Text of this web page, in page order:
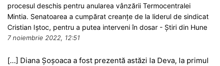
procesul deschis pentru anularea vânzării Termocentralei
Mintia. Senatoarea a cumpărat creanțe de la liderul de sindicat
Cristian Iștoc, pentru a putea interveni în dosar - Știri din Hune
7 noiembrie 2022, 12:51
[…] Diana Șoșoaca a fost prezentă astăzi la Deva, la primul